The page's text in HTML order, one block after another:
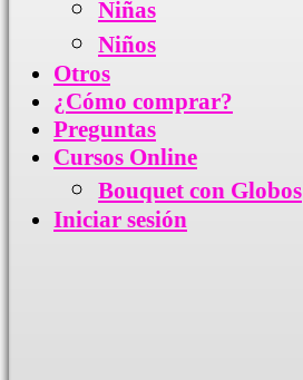
Niñas
Niños
Otros
¿Cómo comprar?
Preguntas
Cursos Online
Bouquet con Globos
Iniciar sesión